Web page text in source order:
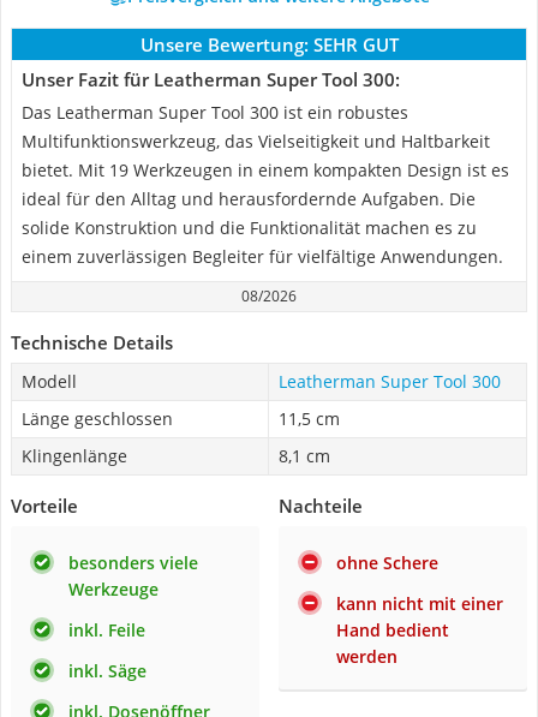
Unsere Bewertung: SEHR GUT
Unser Fazit für Leatherman Super Tool 300:
Das Leatherman Super Tool 300 ist ein robustes
Multifunktionswerkzeug, das Vielseitigkeit und Haltbarkeit
bietet. Mit 19 Werkzeugen in einem kompakten Design ist es
ideal für den Alltag und herausfordernde Aufgaben. Die
solide Konstruktion und die Funktionalität machen es zu
einem zuverlässigen Begleiter für vielfältige Anwendungen.
08/2026
Technische Details
Modell
Leatherman Super Tool 300
Länge geschlossen
11,5 cm
Klingenlänge
8,1 cm
Vorteile
besonders viele
Werkzeuge
inkl. Feile
inkl. Säge
inkl. Dosenöffner
Nachteile
ohne Schere
kann nicht mit einer
Hand bedient
werden